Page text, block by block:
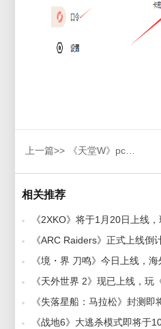
上一篇>> 《天堂W》pc端下载教程
相关推荐